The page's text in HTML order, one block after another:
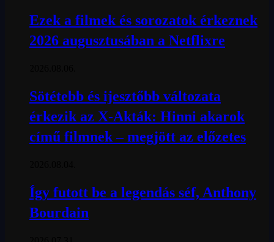
Ezek a filmek és sorozatok érkeznek
2026 augusztusában a Netflixre
Sötétebb és ijesztőbb változata
érkezik az X-Akták: Hinni akarok
című filmnek – megjött az előzetes
Így futott be a legendás séf, Anthony
Bourdain